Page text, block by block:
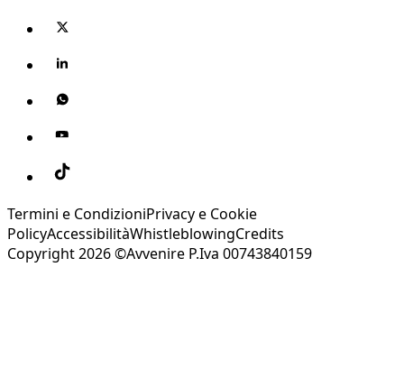
Termini e CondizioniPrivacy e Cookie
PolicyAccessibilitàWhistleblowingCredits
Copyright 2026 ©Avvenire P.Iva 00743840159